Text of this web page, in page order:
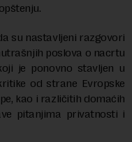
su nastavljeni razgovori
poslova o nacrtu
je ponovno stavljen u
od strane Evropske
kao i različitih domaćih
pitanjima privatnosti i